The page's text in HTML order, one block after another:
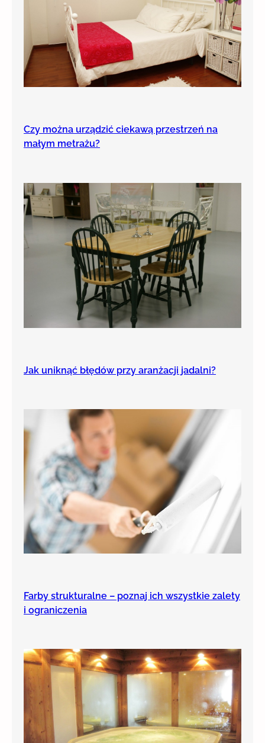
Czy można urządzić ciekawą przestrzeń na
małym metrażu?
Jak uniknąć błędów przy aranżacji jadalni?
Farby strukturalne – poznaj ich wszystkie zalety
i ograniczenia